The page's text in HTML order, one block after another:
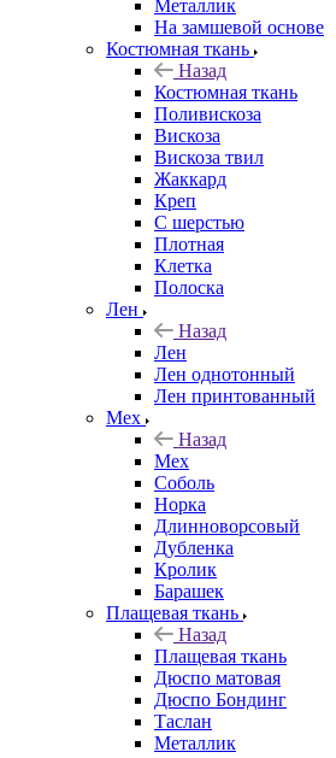
Металлик
На замшевой основе
Костюмная ткань
Назад
Костюмная ткань
Поливискоза
Вискоза
Вискоза твил
Жаккард
Креп
С шерстью
Плотная
Клетка
Полоска
Лен
Назад
Лен
Лен однотонный
Лен принтованный
Мех
Назад
Мех
Соболь
Норка
Длинноворсовый
Дубленка
Кролик
Барашек
Плащевая ткань
Назад
Плащевая ткань
Дюспо матовая
Дюспо Бондинг
Таслан
Металлик